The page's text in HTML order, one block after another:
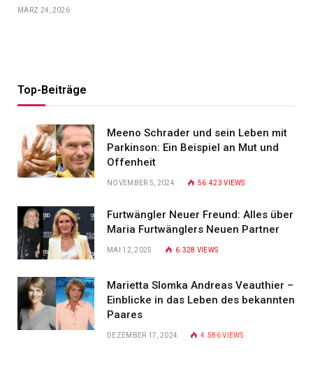
MÄRZ 24, 2026
Top-Beiträge
Meeno Schrader und sein Leben mit
Parkinson: Ein Beispiel an Mut und
Offenheit
NOVEMBER 5, 2024 56.423VIEWS
Furtwängler Neuer Freund: Alles über
Maria Furtwänglers Neuen Partner
MAI 12, 2025 6.328 VIEWS
Marietta Slomka Andreas Veauthier –
Einblicke in das Leben des bekannten
Paares
DEZEMBER 17, 2024 4.586VIEWS